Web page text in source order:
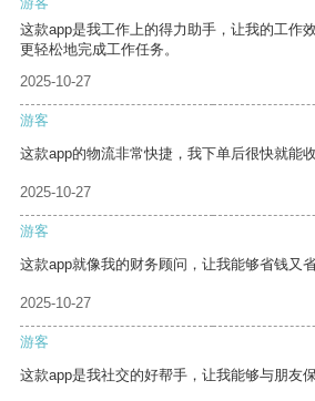
这款app是我工作上的得力助手，让我的工作
更轻松地完成工作任务。
2025-10-27
游客
这款app的物流非常快捷，我下单后很快就能收
2025-10-27
游客
这款app就像我的财务顾问，让我能够省钱又省
2025-10-27
游客
这款app是我社交的好帮手，让我能够与朋友